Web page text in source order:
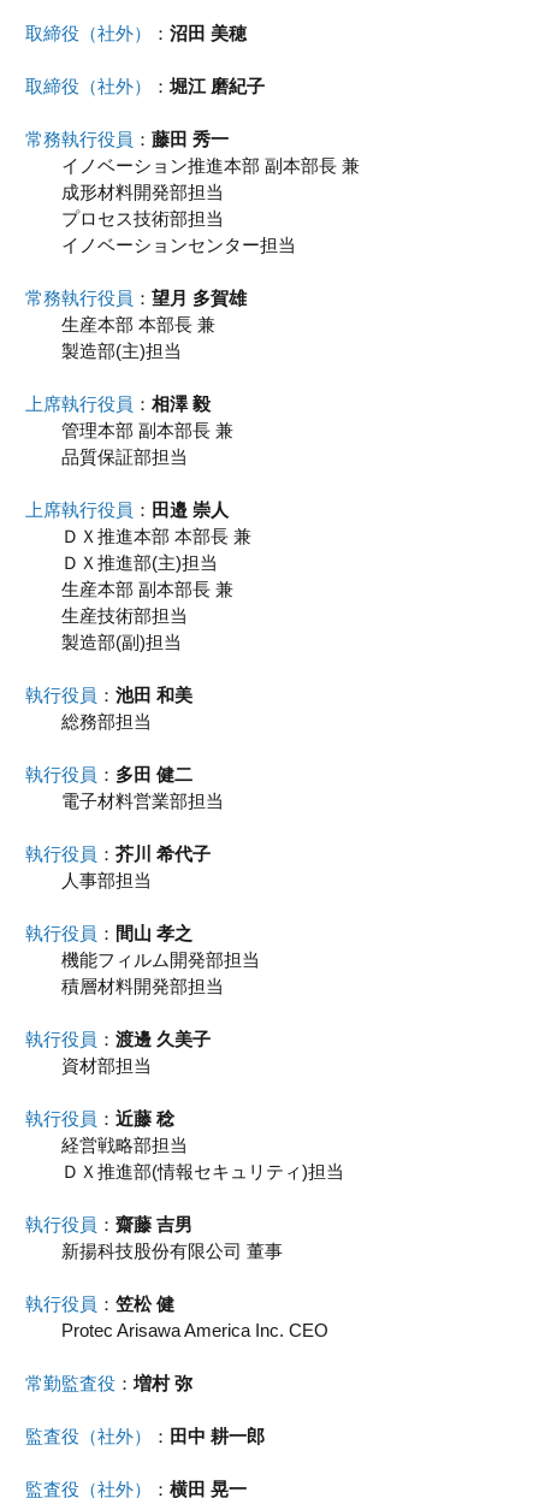
取締役（社外） ： 沼田 美穂
取締役（社外） ：堀江 磨紀子
常務執行役員 ： 藤田 秀一
イノベーション推進本部 副本部長 兼
成形材料開発部担当
プロセス技術部担当
イノベーションセンター担当
常務執行役員 ： 望月 多賀雄
生産本部 本部長 兼
製造部(主)担当
上席執行役員 ： 相澤 毅
管理本部 副本部長 兼
品質保証部担当
上席執行役員 ： 田邉 崇人
ＤＸ推進本部 本部長 兼
ＤＸ推進部(主)担当
生産本部 副本部長 兼
生産技術部担当
製造部(副)担当
執行役員 ： 池田 和美
総務部担当
執行役員 ： 多田 健二
電子材料営業部担当
執行役員 ： 芥川 希代子
人事部担当
執行役員 ： 間山 孝之
機能フィルム開発部担当
積層材料開発部担当
執行役員 ： 渡邊 久美子
資材部担当
執行役員 ： 近藤 稔
経営戦略部担当
ＤＸ推進部(情報セキュリティ)担当
執行役員 ： 齋藤 吉男
新揚科技股份有限公司 董事
執行役員 ： 笠松 健
Protec Arisawa America Inc. CEO
常勤監査役 ： 増村 弥
監査役（社外） ： 田中 耕一郎
監査役（社外） ： 横田 晃一